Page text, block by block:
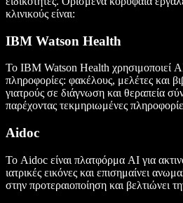
κλινικούς είναι:
IBM Watson Health
Το IBM Watson Health χρησιμοποιεί
πληροφορίες: φακέλους, μελέτες και
γιατρούς σε διάγνωση και θεραπεία
παρέχοντας τεκμηριωμένες
Aidoc
Το Aidoc είναι πλατφόρμα AI για
ιατρικές εικόνες και επισημαίνει
στην προτεραιοποίηση και βελτιώνει